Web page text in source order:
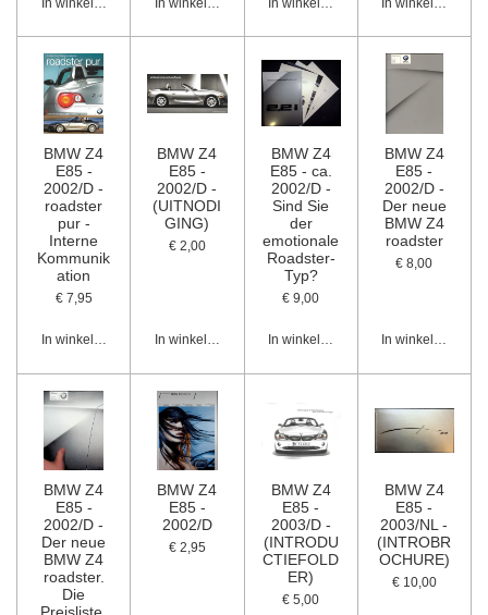
BMW Z4
E85 -
2002/D -
roadster
pur -
Interne
Kommunik
ation
€ 7,95
In winkelwagen
BMW Z4
E85 -
2002/D -
(UITNODI
GING)
€ 2,00
In winkelwagen
BMW Z4
E85 - ca.
2002/D -
Sind Sie
der
emotionale
Roadster-
Typ?
€ 9,00
In winkelwagen
BMW Z4
E85 -
2002/D -
Der neue
BMW Z4
roadster
€ 8,00
In winkelwagen
BMW Z4
E85 -
2002/D -
Der neue
BMW Z4
roadster.
Die
BMW Z4
E85 -
2002/D
€ 2,95
BMW Z4
E85 -
2003/D -
(INTRODU
CTIEFOLD
ER)
€ 5,00
BMW Z4
E85 -
2003/NL -
(INTROBR
OCHURE)
€ 10,00